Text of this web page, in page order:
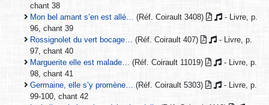
chant 38
Mon bel amant s’en est allé…
(Réf. Coirault 3408)
- Livre, p.
96, chant 39
Rossignolet du vert bocage…
(Réf. Coirault 407)
- Livre, p.
97, chant 40
Marguerite elle est malade…
(Réf. Coirault 11019)
- Livre, p.
98, chant 41
Germaine, elle s’y promène…
(Réf. Coirault 5303)
- Livre, p.
99-100, chant 42